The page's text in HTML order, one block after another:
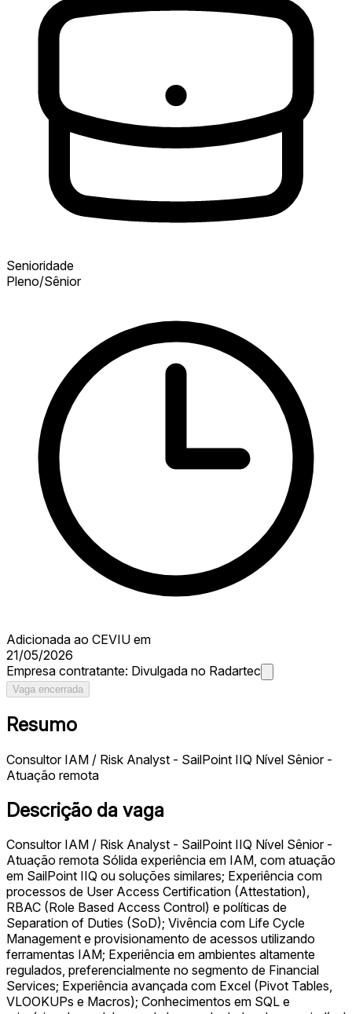
Senioridade
Pleno/Sênior
Adicionada ao CEVIU em
21/05/2026
Empresa contratante: Divulgada no Radartec
Vaga encerrada
Resumo
Consultor IAM / Risk Analyst - SailPoint IIQ Nível Sênior -
Atuação remota
Descrição da vaga
Consultor IAM / Risk Analyst - SailPoint IIQ Nível Sênior -
Atuação remota Sólida experiência em IAM, com atuação
em SailPoint IIQ ou soluções similares; Experiência com
processos de User Access Certification (Attestation),
RBAC (Role Based Access Control) e políticas de
Separation of Duties (SoD); Vivência com Life Cycle
Management e provisionamento de acessos utilizando
ferramentas IAM; Experiência em ambientes altamente
regulados, preferencialmente no segmento de Financial
Services; Experiência avançada com Excel (Pivot Tables,
VLOOKUPs e Macros); Conhecimentos em SQL e